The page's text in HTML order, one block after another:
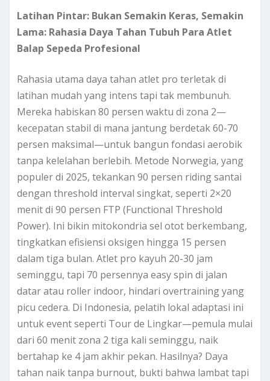
Latihan Pintar: Bukan Semakin Keras, Semakin
Lama: Rahasia Daya Tahan Tubuh Para Atlet
Balap Sepeda Profesional
Rahasia utama daya tahan atlet pro terletak di
latihan mudah yang intens tapi tak membunuh.
Mereka habiskan 80 persen waktu di zona 2—
kecepatan stabil di mana jantung berdetak 60-70
persen maksimal—untuk bangun fondasi aerobik
tanpa kelelahan berlebih. Metode Norwegia, yang
populer di 2025, tekankan 90 persen riding santai
dengan threshold interval singkat, seperti 2×20
menit di 90 persen FTP (Functional Threshold
Power). Ini bikin mitokondria sel otot berkembang,
tingkatkan efisiensi oksigen hingga 15 persen
dalam tiga bulan. Atlet pro kayuh 20-30 jam
seminggu, tapi 70 persennya easy spin di jalan
datar atau roller indoor, hindari overtraining yang
picu cedera. Di Indonesia, pelatih lokal adaptasi ini
untuk event seperti Tour de Lingkar—pemula mulai
dari 60 menit zona 2 tiga kali seminggu, naik
bertahap ke 4 jam akhir pekan. Hasilnya? Daya
tahan naik tanpa burnout, bukti bahwa lambat tapi